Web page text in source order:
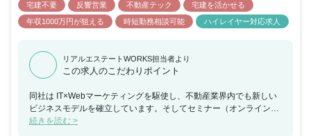
宅建不要 反響営業 不動産テック
宅建を活かせる
年収1000万円が狙える
時短勤務相談可能 ハイレイヤー対応求人
リアルエステートWORKS担当者より
この求人のこだわりポイント
同社は IT×Webマーケティングを駆使し、不動産業界内でも新しい
ビジネスモデルを確立しています。そしてセミナー（オンライン）
による効率的な集客方法で、設立から急成長を遂げている不動産ベ
続きを読む >